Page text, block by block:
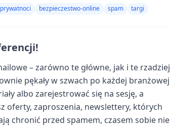
bezpieczestwo-online spam targi
– zarówno te główne, jak i te rzadziej
pękały w szwach po każdej branżowej
albo zarejestrować się na sesję, a
oferty, zaproszenia, newslettery, których
chronić przed spamem, czasem sobie nie